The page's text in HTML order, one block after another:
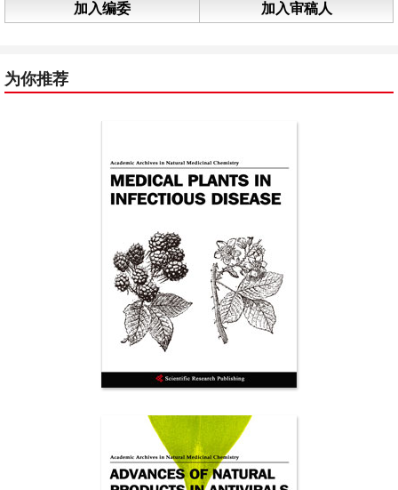
加入编委 加入审稿人
为你推荐